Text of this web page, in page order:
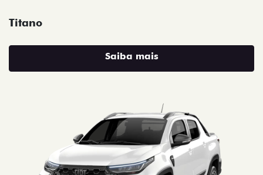
Titano
Saiba mais